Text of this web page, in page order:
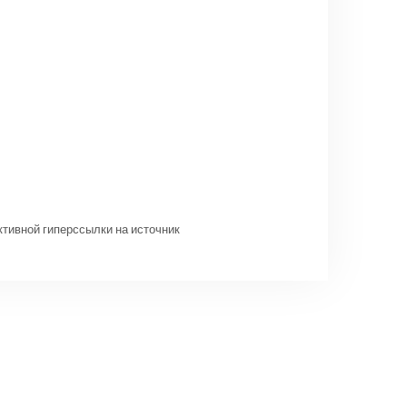
гиперссылки на источник